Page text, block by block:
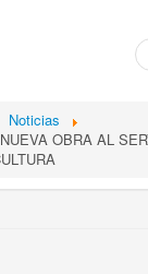
Noticias
OBRA AL